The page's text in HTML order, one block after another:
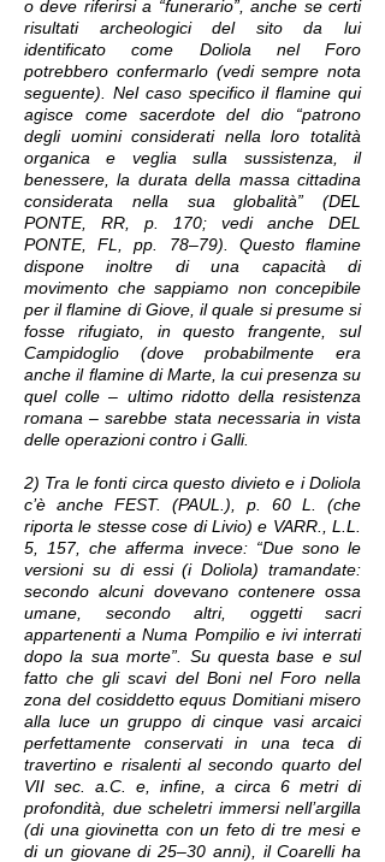
o deve riferirsi a “funerario”, anche se certi
risultati archeologici del sito da lui
identificato come Doliola nel Foro
potrebbero confermarlo (vedi sempre nota
seguente). Nel caso specifico il flamine qui
agisce come sacerdote del dio “patrono
degli uomini considerati nella loro totalità
organica e veglia sulla sussistenza, il
benessere, la durata della massa cittadina
considerata nella sua globalità” (DEL
PONTE, RR, p. 170; vedi anche DEL
PONTE, FL, pp. 78–79). Questo flamine
dispone inoltre di una capacità di
movimento che sappiamo non concepibile
per il flamine di Giove, il quale si presume si
fosse rifugiato, in questo frangente, sul
Campidoglio (dove probabilmente era
anche il flamine di Marte, la cui presenza su
quel colle – ultimo ridotto della resistenza
romana – sarebbe stata necessaria in vista
delle operazioni contro i Galli.
2) Tra le fonti circa questo divieto e i Doliola
c’è anche FEST. (PAUL.), p. 60 L. (che
riporta le stesse cose di Livio) e VARR., L.L.
5, 157, che afferma invece: “Due sono le
versioni su di essi (i Doliola) tramandate:
secondo alcuni dovevano contenere ossa
umane, secondo altri, oggetti sacri
appartenenti a Numa Pompilio e ivi interrati
dopo la sua morte”. Su questa base e sul
fatto che gli scavi del Boni nel Foro nella
zona del cosiddetto equus Domitiani misero
alla luce un gruppo di cinque vasi arcaici
perfettamente conservati in una teca di
travertino e risalenti al secondo quarto del
VII sec. a.C. e, infine, a circa 6 metri di
profondità, due scheletri immersi nell’argilla
(di una giovinetta con un feto di tre mesi e
di un giovane di 25–30 anni), il Coarelli ha